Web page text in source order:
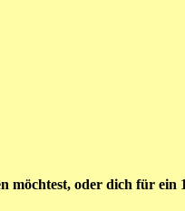
möchtest, oder dich für ein